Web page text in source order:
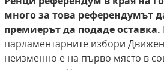
много за това референдумът
премиерътда подаде оставка.
парламентарните избори
неизменно е на първо място в